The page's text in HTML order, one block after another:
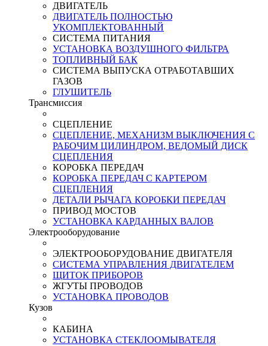
ДВИГАТЕЛЬ
ДВИГАТЕЛЬ ПОЛНОСТЬЮ
УКОМПЛЕКТОВАННЫЙ
СИСТЕМА ПИТАНИЯ
УСТАНОВКА ВОЗДУШНОГО ФИЛЬТРА
ТОПЛИВНЫЙ БАК
СИСТЕМА ВЫПУСКА ОТРАБОТАВШИХ
ГАЗОВ
ГЛУШИТЕЛЬ
Трансмиссия
СЦЕПЛЕНИЕ
СЦЕПЛЕНИЕ, МЕХАНИЗМ ВЫКЛЮЧЕНИЯ С
РАБОЧИМ ЦИЛИНДРОМ, ВЕДОМЫЙ ДИСК
СЦЕПЛЕНИЯ
КОРОБКА ПЕРЕДАЧ
КОРОБКА ПЕРЕДАЧ С КАРТЕРОМ
СЦЕПЛЕНИЯ
ДЕТАЛИ РЫЧАГА КОРОБКИ ПЕРЕДАЧ
ПРИВОД МОСТОВ
УСТАНОВКА КАРДАННЫХ ВАЛОВ
Электрооборудование
ЭЛЕКТРООБОРУДОВАНИЕ ДВИГАТЕЛЯ
СИСТЕМА УПРАВЛЕНИЯ ДВИГАТЕЛЕМ
ЩИТОК ПРИБОРОВ
ЖГУТЫ ПРОВОДОВ
УСТАНОВКА ПРОВОДОВ
Кузов
КАБИНА
УСТАНОВКА СТЕКЛООМЫВАТЕЛЯ